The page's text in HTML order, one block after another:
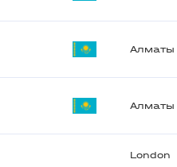
Алматы
Алматы
London